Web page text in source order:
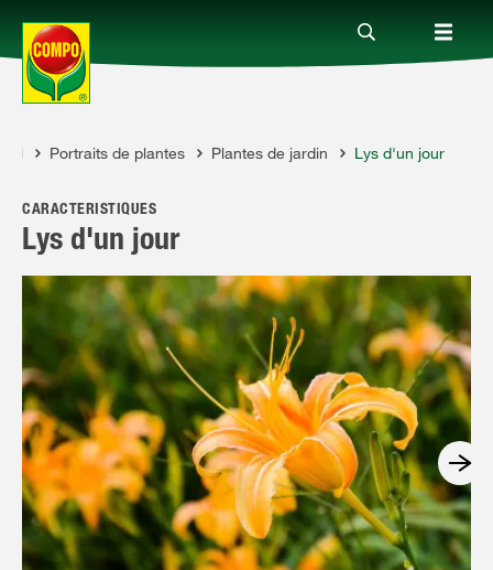
Produits
Conseil
Thèmes
Service
Qui sommes-nous?
FR NL
Portraits de plantes Plantes de jardin Lys d'un jour
CARACTÉRISTIQUES
Lys d'un jour